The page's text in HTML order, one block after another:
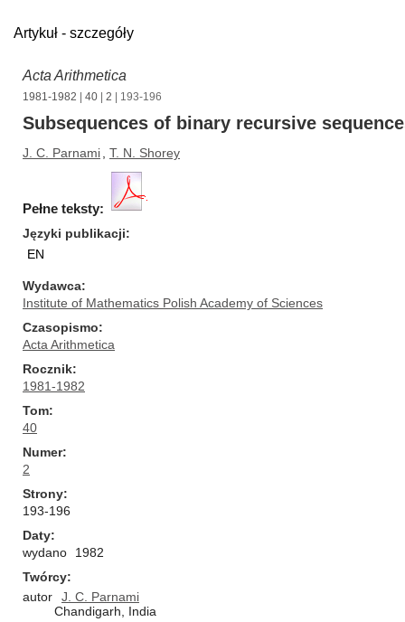
Artykuł - szczegóły
Acta Arithmetica
1981-1982 40 2 | 193-196
Subsequences of binary recursive
J. C. Parnami T. N. Shorey
Pełne teksty:
Języki publikacji
EN
Wydawca
Institute of Mathematics Polish Academy of Sciences
Czasopismo
Acta Arithmetica
Rocznik
1981-1982
Tom
40
Numer
2
Strony
193-196
Daty
wydano
1982
Twórcy
autor
J. C. Parnami
Chandigarh, India